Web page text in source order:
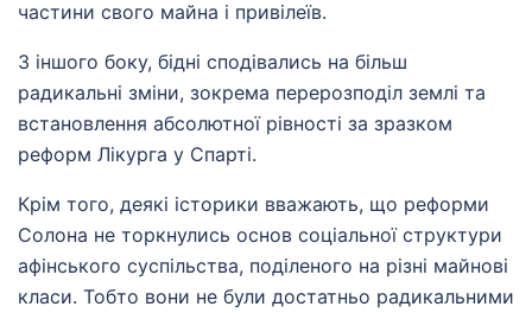
частини свого майна і привілеїв.
З іншого боку, бідні сподівались на більш
радикальні зміни, зокрема перерозподіл землі та
встановлення абсолютної рівності за зразком
реформ Лікурга у Спарті.
Крім того, деякі історики вважають, що реформи
Солона не торкнулись основ соціальної структури
афінського суспільства, поділеного на різні майнові
класи. Тобто вони не були достатньо радикальними